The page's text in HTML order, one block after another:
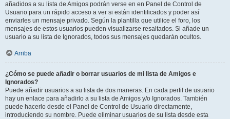
añadidos a su lista de Amigos podrán verse en en Panel de Control de
Usuario para un rápido acceso a ver si están identificados y poder así
enviarles un mensaje privado. Según la plantilla que utilice el foro, los
mensajes de estos usuarios pueden visualizarse resaltados. Si añade un
usuario a su lista de Ignorados, todos sus mensajes quedarán ocultos.
Arriba
¿Cómo se puede añadir o borrar usuarios de mi lista de Amigos e
Ignorados?
Puede añadir usuarios a su lista de dos maneras. En cada perfil de usuario
hay un enlace para añadirlo a su lista de Amigos y/o Ignorados. También
puede hacerlo desde el Panel de Control de Usuario directamente,
introduciendo su nombre. Puede eliminar usuarios de su lista desde esta